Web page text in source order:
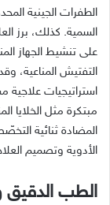
الطفرات الجينية
السمية. كذلك، برز
على تنشيط الجهاز
التفتيش المناعية،
استراتيجيات
مبتكرة مثل الخلايا
المضادة ثنائية
الأدوية وتصميم
الطب الدقيق